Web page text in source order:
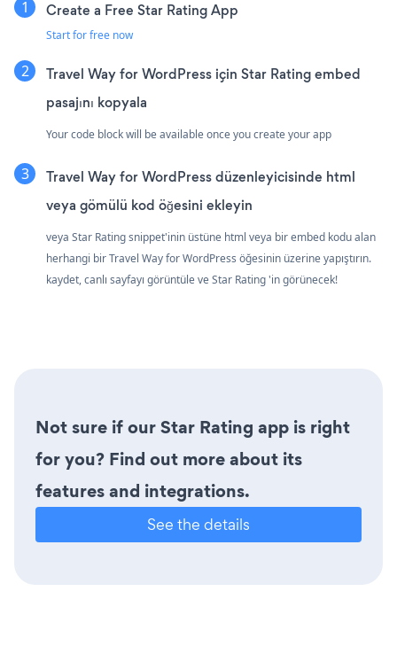
Create a Free Star Rating App
Start for free now
Travel Way for WordPress için Star Rating embed
pasajını kopyala
Your code block will be available once you create your app
Travel Way for WordPress düzenleyicisinde html
veya gömülü kod öğesini ekleyin
veya Star Rating snippet'inin üstüne html veya bir embed kodu alan
herhangi bir Travel Way for WordPress öğesinin üzerine yapıştırın.
kaydet, canlı sayfayı görüntüle ve Star Rating 'in görünecek!
Not sure if our Star Rating app is right
for you? Find out more about its
features and integrations.
See the details